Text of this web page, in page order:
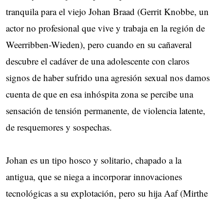
tranquila para el viejo Johan Braad (Gerrit Knobbe, un
actor no profesional que vive y trabaja en la región de
Weerribben-Wieden), pero cuando en su cañaveral
descubre el cadáver de una adolescente con claros
signos de haber sufrido una agresión sexual nos damos
cuenta de que en esa inhóspita zona se percibe una
sensación de tensión permanente, de violencia latente,
de resquemores y sospechas.
Johan es un tipo hosco y solitario, chapado a la
antigua, que se niega a incorporar innovaciones
tecnológicas a su explotación, pero su hija Aaf (Mirthe